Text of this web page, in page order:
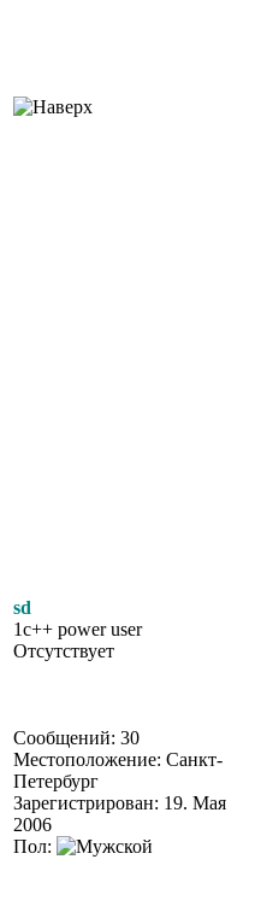
sd
1c++ power user
Отсутствует
Сообщений: 30
Местоположение: Санкт-
Петербург
Зарегистрирован: 19. Мая
2006
Пол: